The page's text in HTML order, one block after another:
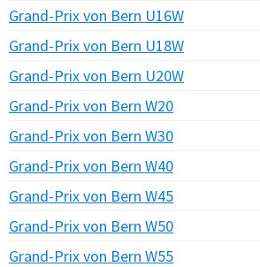
Grand-Prix von Bern U16W
Grand-Prix von Bern U18W
Grand-Prix von Bern U20W
Grand-Prix von Bern W20
Grand-Prix von Bern W30
Grand-Prix von Bern W40
Grand-Prix von Bern W45
Grand-Prix von Bern W50
Grand-Prix von Bern W55